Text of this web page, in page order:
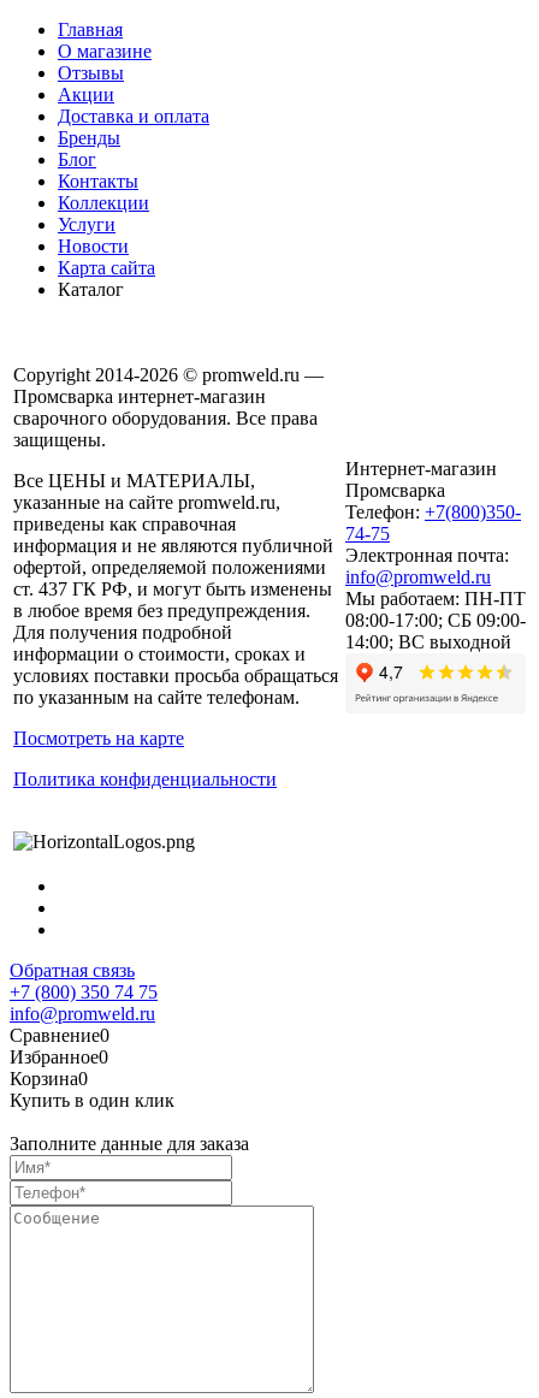
Главная
О магазине
Отзывы
Акции
Доставка и оплата
Бренды
Блог
Контакты
Коллекции
Услуги
Новости
Карта сайта
Каталог
Copyright 2014-2026 © promweld.ru —
Промсварка интернет-магазин
сварочного оборудования. Все права
защищены.
Все ЦЕНЫ и МАТЕРИАЛЫ,
указанные на сайте promweld.ru,
приведены как справочная
информация и не являются публичной
офертой, определяемой положениями
ст. 437 ГК РФ, и могут быть изменены
в любое время без предупреждения.
Для получения подробной
информации о стоимости, сроках и
условиях поставки просьба обращаться
по указанным на сайте телефонам.
Посмотреть на карте
Политика конфиденциальности
Интернет-магазин
Промсварка
Телефон: +7(800)350-
74-75
Электронная почта:
info@promweld.ru
Мы работаем: ПН-ПТ
08:00-17:00; СБ 09:00-
14:00; ВС выходной
Обратная связь
+7 (800) 350 74 75
info@promweld.ru
Сравнение0
Избранное0
Корзина0
Купить в один клик
Заполните данные для заказа